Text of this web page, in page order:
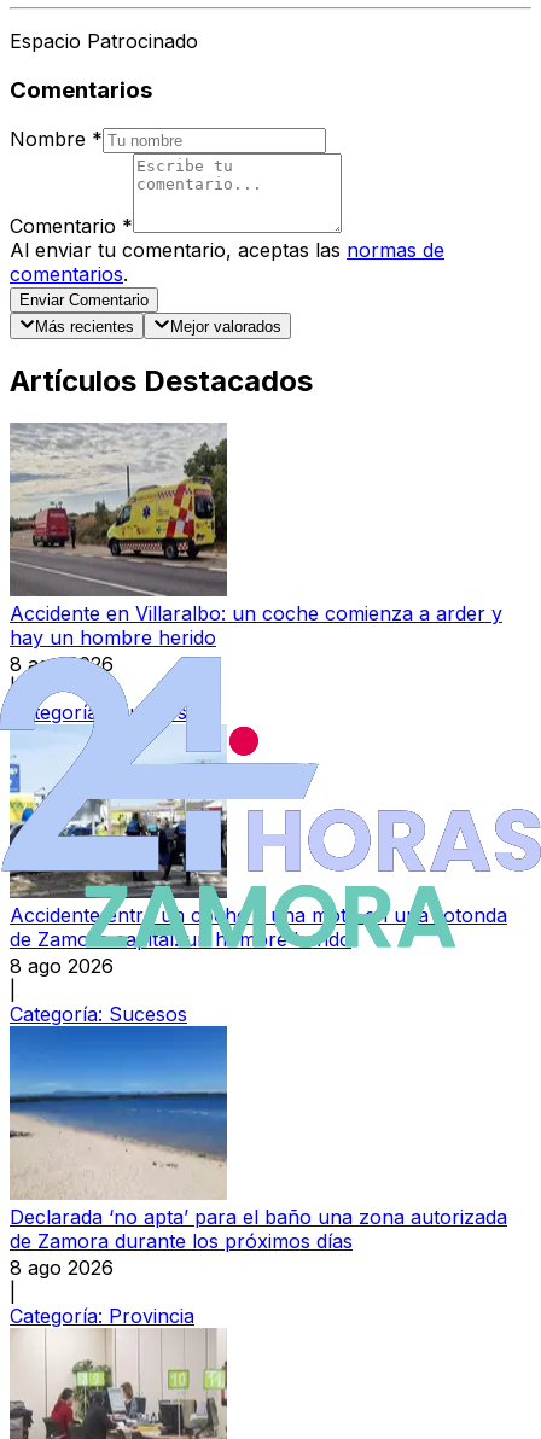
Espacio Patrocinado
Comentarios
Nombre *
Comentario *
Al enviar tu comentario, aceptas las normas de
comentarios.
Enviar Comentario
Más recientes
Mejor valorados
Artículos Destacados
Accidente en Villaralbo: un coche comienza a arder y
hay un hombre herido
8 ago 2026
|
Categoría:
Sucesos
Accidente entre un coche y una moto en una rotonda
de Zamora capital: un hombre herido
8 ago 2026
Categoría: Sucesos
Declarada ‘no apta’ para el baño una zona autorizada
de Zamora durante los próximos días
8 ago 2026
Categoría: Provincia